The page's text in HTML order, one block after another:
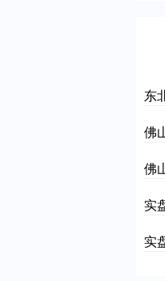
东
佛
佛
实
实